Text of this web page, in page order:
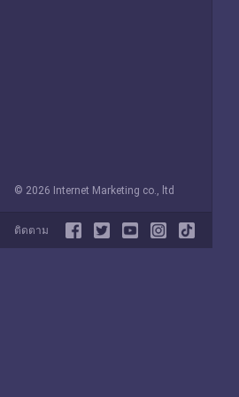
© 2026 Internet Marketing co., ltd
ติดตาม